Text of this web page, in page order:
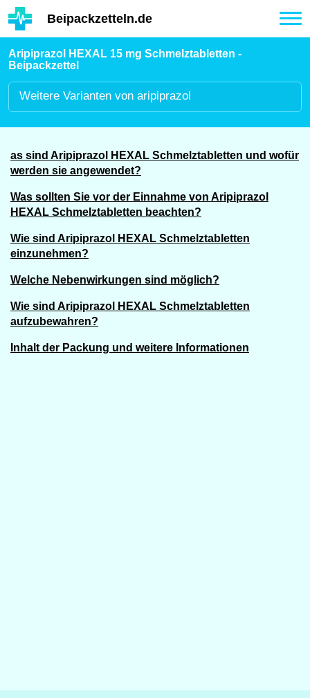
Hauptinhalt
Beipackzetteln.de
Aripiprazol HEXAL 15 mg Schmelztabletten -
Beipackzettel
Weitere Varianten von aripiprazol
as sind Aripiprazol HEXAL Schmelztabletten und wofür
werden sie angewendet?
Was sollten Sie vor der Einnahme von Aripiprazol
HEXAL Schmelztabletten beachten?
Wie sind Aripiprazol HEXAL Schmelztabletten
einzunehmen?
Welche Nebenwirkungen sind möglich?
Wie sind Aripiprazol HEXAL Schmelztabletten
aufzubewahren?
Inhalt der Packung und weitere Informationen